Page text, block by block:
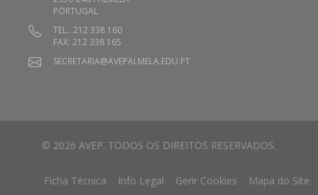
PORTUGAL
TEL.: 212 338 160
FAX: 212 338 165
SECRETARIA@AVEPALMELA.EDU.PT
© 2026 AVEP. TODOS OS DIREITOS RESERVADOS.
Ficha Técnica Info Legal Gerir Cookies Mapa do Site